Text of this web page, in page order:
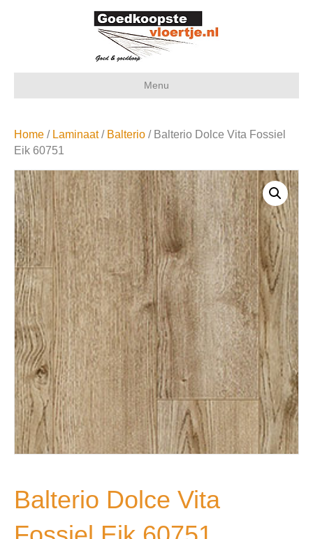
Menu
Home / Laminaat/ Balterio / Balterio Dolce Vita Fossiel
Eik 60751
Balterio Dolce Vita